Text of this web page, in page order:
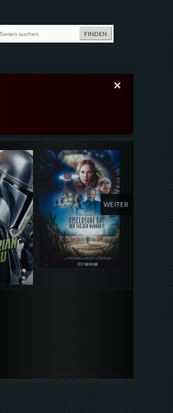
×
Details,Play
WEITER